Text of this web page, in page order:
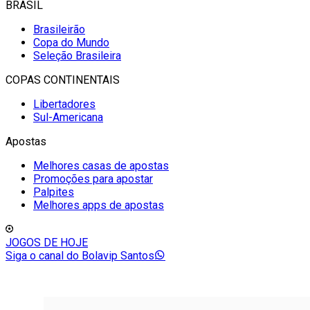
BRASIL
Brasileirão
Copa do Mundo
Seleção Brasileira
COPAS CONTINENTAIS
Libertadores
Sul-Americana
Apostas
Melhores casas de apostas
Promoções para apostar
Palpites
Melhores apps de apostas
JOGOS DE HOJE
Siga o canal do Bolavip Santos